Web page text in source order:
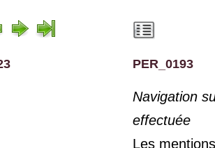
PER_0193
Navigation
effectuée
Les